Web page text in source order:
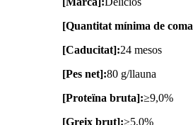
[Quantitat mínima de
[Caducitat]:24 mesos
[Pes net]:80 g/llauna
[Proteïna bruta]:≥9,0%
[Greix brut]:≥5,0%